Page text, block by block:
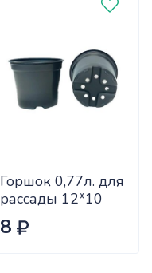
Горшок 0,77л. для
рассады 12*10
(Агроком) х450
8